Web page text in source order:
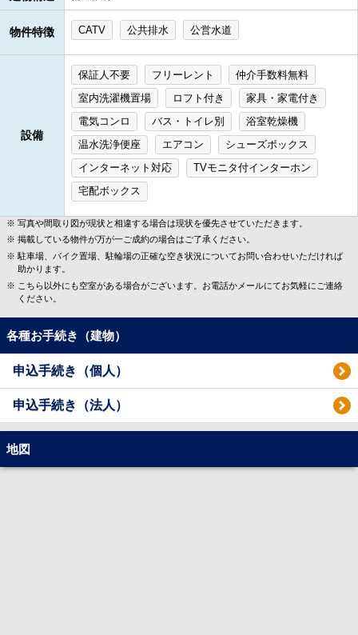
物件特徴 CATV 公共排水 公営水道
設備
保証人不要 フリーレント
仲介手数料無料
室内洗濯機置場
ロフト付き
家具・家電付き
電気コンロ
バス・トイレ別
浴室乾燥機
温水洗浄便座
エアコン
シューズボックス
インターネット対応
TVモニタ付インターホン
宅配ボックス
写真や間取り図が現状と相違する場合は現状を優先させていただきます。
掲載している物件が万が一ご成約の場合はご了承ください。
駐車場、バイク置場、駐輪場の正確な空き状況についてお問い合わせいただければ
助かります。
こちら以外にも空室がある場合がございます。お電話かメールにてお気軽にご連絡
ください。
各種お手続き（建物）
申込手続き（個人）
申込手続き（法人）
地図